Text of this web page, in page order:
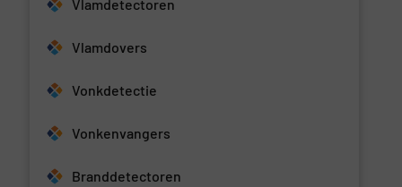
Vlamdetectoren
Vlamdovers
Vonkdetectie
Vonkenvangers
Branddetectoren